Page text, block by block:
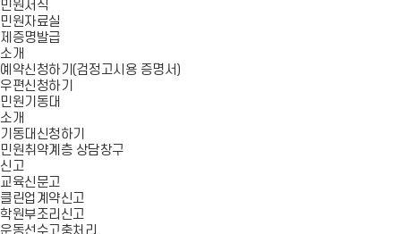
민원서식
민원자료실
제증명발급
소개
예약신청하기(검정고시용 증명서)
우편신청하기
민원기동대
소개
기동대신청하기
민원취약계층 상담창구
신고
교육신문고
클린업계약신고
학원부조리신고
운동선수고충처리